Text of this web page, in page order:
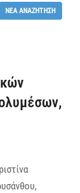
ΝΈΑ ΑΝΑΖΉΤΗΣΗ